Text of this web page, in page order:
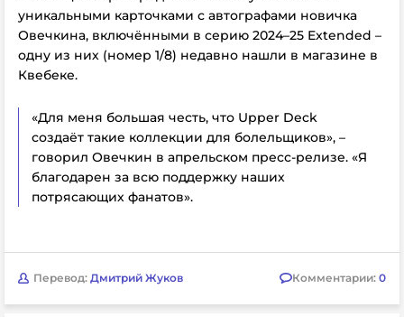
уникальными карточками с автографами новичка
Овечкина, включёнными в серию 2024–25 Extended –
одну из них (номер 1/8) недавно нашли в магазине в
Квебеке.
«Для меня большая честь, что Upper Deck
создаёт такие коллекции для болельщиков», –
говорил Овечкин в апрельском пресс-релизе. «Я
благодарен за всю поддержку наших
потрясающих фанатов».
Перевод: Дмитрий Жуков Комментарии: 0